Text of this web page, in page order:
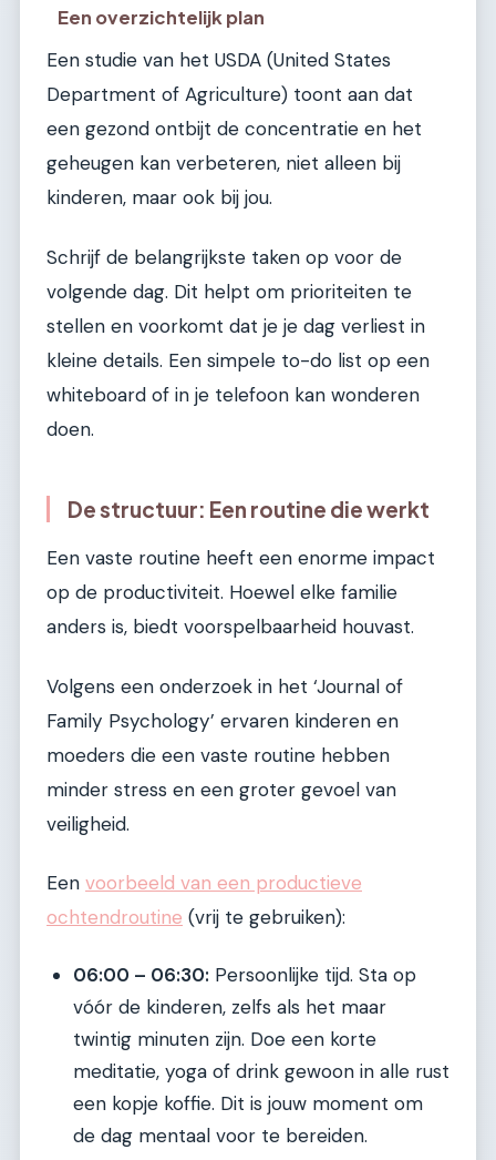
Een overzichtelijk plan
Een studie van het USDA (United States
Department of Agriculture) toont aan dat
een gezond ontbijt de concentratie en het
geheugen kan verbeteren, niet alleen bij
kinderen, maar ook bij jou.
Schrijf de belangrijkste taken op voor de
volgende dag. Dit helpt om prioriteiten te
stellen en voorkomt dat je je dag verliest in
kleine details. Een simpele to-do list op een
whiteboard of in je telefoon kan wonderen
doen.
De structuur: Een routine die werkt
Een vaste routine heeft een enorme impact
op de productiviteit. Hoewel elke familie
anders is, biedt voorspelbaarheid houvast.
Volgens een onderzoek in het ‘Journal of
Family Psychology’ ervaren kinderen en
moeders die een vaste routine hebben
minder stress en een groter gevoel van
veiligheid.
Een voorbeeld van een productieve
ochtendroutine (vrij te gebruiken):
06:00 – 06:30: Persoonlijke tijd. Sta op
vóór de kinderen, zelfs als het maar
twintig minuten zijn. Doe een korte
meditatie, yoga of drink gewoon in alle rust
een kopje koffie. Dit is jouw moment om
de dag mentaal voor te bereiden.